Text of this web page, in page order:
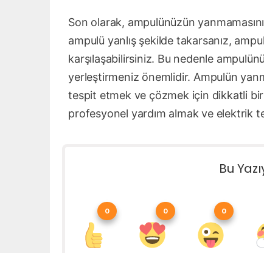
Son olarak, ampulünüzün
ampulü yanlış şekilde takarsanız,
karşılaşabilirsiniz. Bu nedenle
yerleştirmeniz önemlidir. Ampulün
tespit etmek ve çözmek için dikkatli
profesyonel yardım almak ve elektrik
Bu
0 0 0